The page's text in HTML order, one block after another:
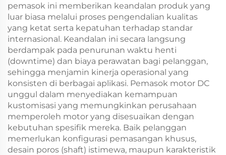
pemasok ini memberikan keandalan produk yang
luar biasa melalui proses pengendalian kualitas
yang ketat serta kepatuhan terhadap standar
internasional. Keandalan ini secara langsung
berdampak pada penurunan waktu henti
(downtime) dan biaya perawatan bagi pelanggan,
sehingga menjamin kinerja operasional yang
konsisten di berbagai aplikasi. Pemasok motor DC
unggul dalam menyediakan kemampuan
kustomisasi yang memungkinkan perusahaan
memperoleh motor yang disesuaikan dengan
kebutuhan spesifik mereka. Baik pelanggan
memerlukan konfigurasi pemasangan khusus,
desain poros (shaft) istimewa, maupun karakteristik